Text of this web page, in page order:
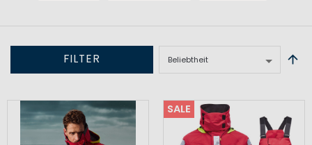
FILTER
SALE